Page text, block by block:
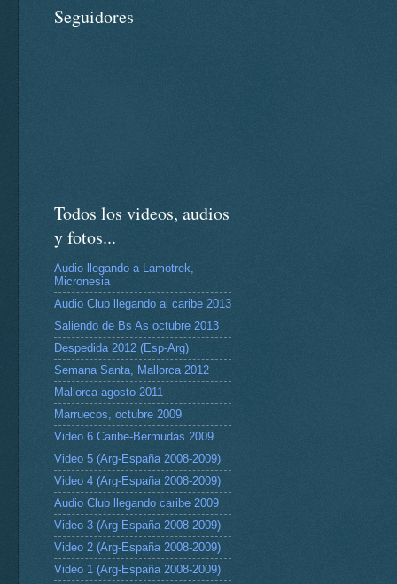
Seguidores
Todos los videos, audios
y fotos...
Audio llegando a Lamotrek,
Micronesia
Audio Club llegando al caribe 2013
Saliendo de Bs As octubre 2013
Despedida 2012 (Esp-Arg)
Semana Santa, Mallorca 2012
Mallorca agosto 2011
Marruecos, octubre 2009
Video 6 Caribe-Bermudas 2009
Video 5 (Arg-España 2008-2009)
Video 4 (Arg-España 2008-2009)
Audio Club llegando caribe 2009
Video 3 (Arg-España 2008-2009)
Video 2 (Arg-España 2008-2009)
Video 1 (Arg-España 2008-2009)